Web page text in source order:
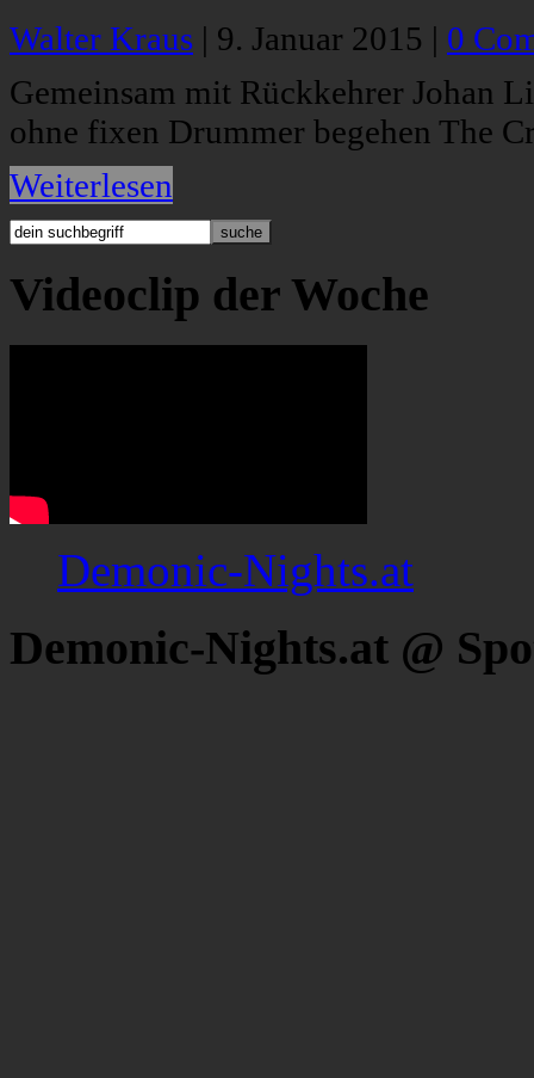
Walter Kraus | 9. Januar 2015 | 0
Gemeinsam mit Rückkehrer Johan
ohne fixen Drummer begehen The
Weiterlesen
Videoclip der Woche
Demonic-Nights.at
Demonic-Nights.at @